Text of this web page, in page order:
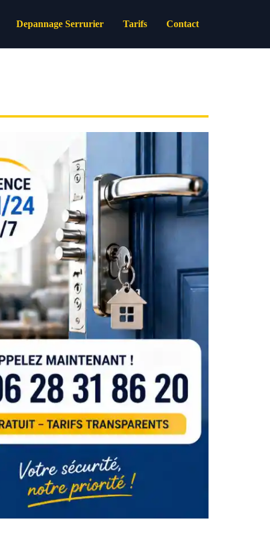
Depannage Serrurier Tarifs Contact